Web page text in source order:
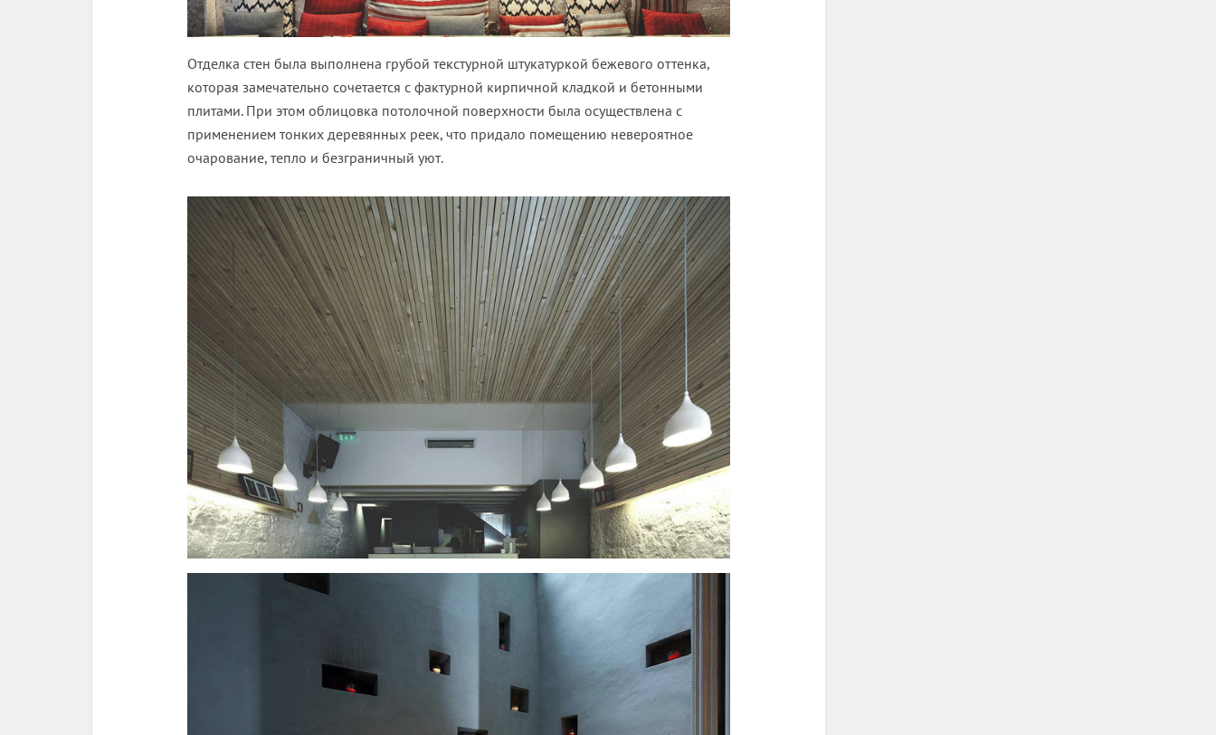
Отделка стен была выполнена грубой текстурной штукатуркой бежевого оттенка,
которая замечательно сочетается с фактурной кирпичной кладкой и бетонными
плитами. При этом облицовка потолочной поверхности была осуществлена с
применением тонких деревянных реек, что придало помещению невероятное
очарование, тепло и безграничный уют.